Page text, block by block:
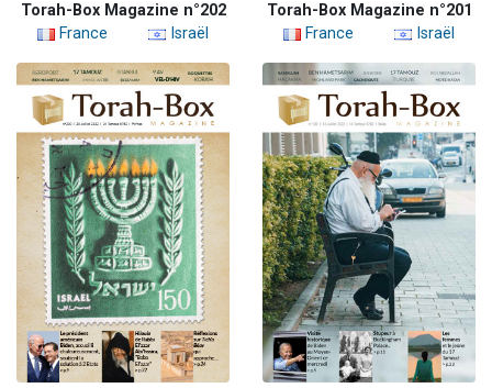
Torah-Box Magazine n°202
France
Israël
Torah-Box Magazine n°201
France
Israël